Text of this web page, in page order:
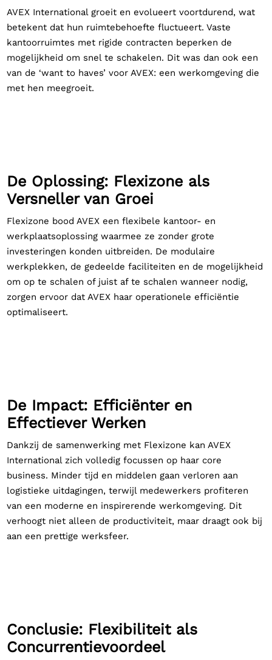
AVEX International groeit en evolueert voortdurend, wat
betekent dat hun ruimtebehoefte fluctueert. Vaste
kantoorruimtes met rigide contracten beperken de
mogelijkheid om snel te schakelen. Dit was dan ook een
van de ‘want to haves’ voor AVEX: een werkomgeving die
met hen meegroeit.
De Oplossing: Flexizone als
Versneller van Groei
Flexizone bood AVEX een flexibele kantoor- en
werkplaatsoplossing waarmee ze zonder grote
investeringen konden uitbreiden. De modulaire
werkplekken, de gedeelde faciliteiten en de mogelijkheid
om op te schalen of juist af te schalen wanneer nodig,
zorgen ervoor dat AVEX haar operationele efficiëntie
optimaliseert.
De Impact: Efficiënter en
Effectiever Werken
Dankzij de samenwerking met Flexizone kan AVEX
International zich volledig focussen op haar core
business. Minder tijd en middelen gaan verloren aan
logistieke uitdagingen, terwijl medewerkers profiteren
van een moderne en inspirerende werkomgeving. Dit
verhoogt niet alleen de productiviteit, maar draagt ook bij
aan een prettige werksfeer.
Conclusie: Flexibiliteit als
Concurrentievoordeel